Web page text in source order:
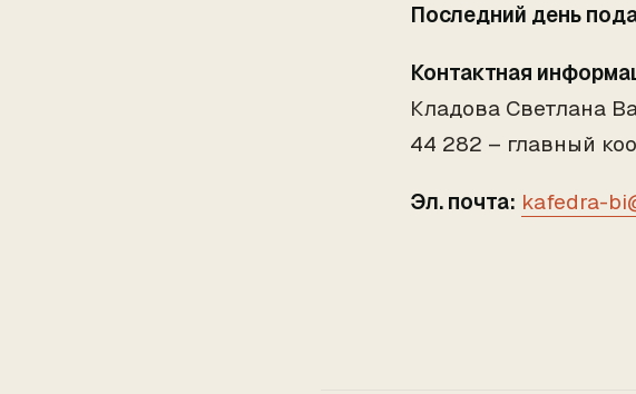
Последний день
Контактная
Кладова Светлана
44 282 – главный
Эл. почта: kafedra-